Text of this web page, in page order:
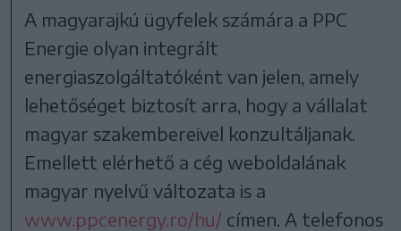
A magyarajkú ügyfelek számára a PPC
Energie olyan integrált
energiaszolgáltatóként van jelen, amely
lehetőséget biztosít arra, hogy a vállalat
magyar szakembereivel konzultáljanak.
Emellett elérhető a cég weboldalának
magyar nyelvű változata is a
www.ppcenergy.ro/hu/ címen. A telefonos